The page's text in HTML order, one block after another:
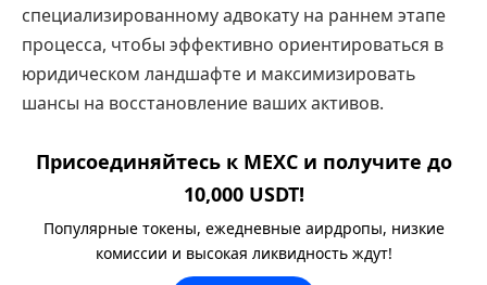
специализированному адвокату на раннем этапе
процесса, чтобы эффективно ориентироваться в
юридическом ландшафте и максимизировать
шансы на восстановление ваших активов.
Присоединяйтесь к MEXC и получите до
10,000 USDT!
Популярные токены, ежедневные аирдропы, низкие
комиссии и высокая ликвидность ждут!